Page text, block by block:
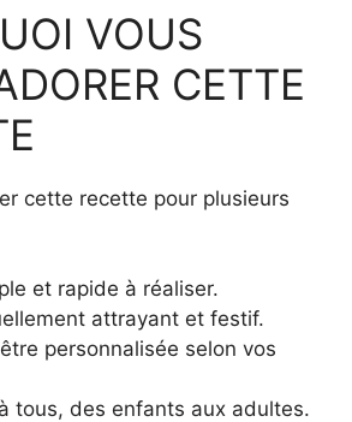
VOUS
CETTE
cette recette pour plusieurs
et rapide à réaliser.
attrayant et festif.
personnalisée selon vos
tous, des enfants aux adultes.